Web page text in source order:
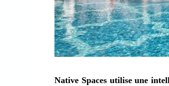
Native Spaces utilise une